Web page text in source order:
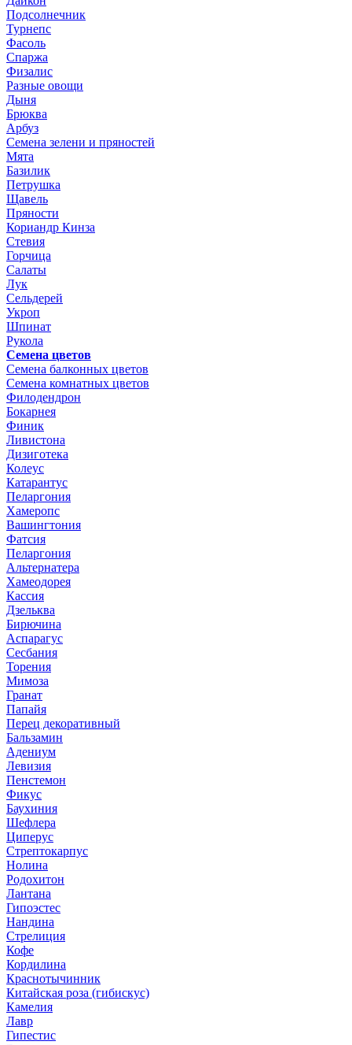
Подсолнечник
Турнепс
Фасоль
Спаржа
Физалис
Разные овощи
Дыня
Брюква
Арбуз
Семена зелени и пряностей
Мята
Базилик
Петрушка
Щавель
Пряности
Кориандр Кинза
Стевия
Горчица
Салаты
Лук
Сельдерей
Укроп
Шпинат
Рукола
Семена цветов
Семена балконных цветов
Семена комнатных цветов
Филодендрон
Бокарнея
Финик
Ливистона
Дизиготека
Колеус
Катарантус
Пеларгония
Хамеропс
Вашингтония
Фатсия
Пеларгония
Альтернатера
Хамеодорея
Кассия
Дзельква
Бирючина
Аспарагус
Сесбания
Торения
Мимоза
Гранат
Папайя
Перец декоративный
Бальзамин
Адениум
Левизия
Пенстемон
Фикус
Баухиния
Шефлера
Циперус
Стрептокарпус
Нолина
Родохитон
Лантана
Гипоэстес
Нандина
Стрелиция
Кофе
Кордилина
Краснотычинник
Китайская роза (гибискус)
Камелия
Лавр
Гипестис